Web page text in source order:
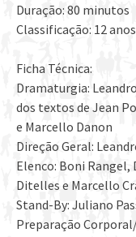
Duração: 80 minutos
Classificação: 12 anos
Ficha Técnica:
Dramaturgia:
dos textos de Jean
e Marcello Danon
Direção Geral:
Elenco: Boni Rangel,
Ditelles e Marcello
Stand-By: Juliano
Preparação